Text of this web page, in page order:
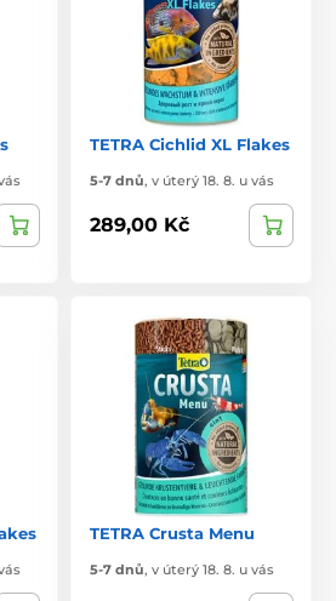
TETRA Cichlid XL Flakes
5-7 dnů, v úterý 18. 8. u vás
289,00 Kč
TETRA Crusta Menu
5-7 dnů, v úterý 18. 8. u vás